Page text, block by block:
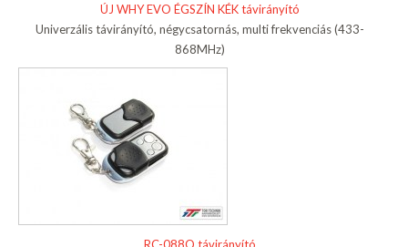
ÚJ WHY EVO ÉGSZÍN KÉK távirányító
Univerzális távirányító, négycsatornás, multi frekvenciás (433-
868MHz)